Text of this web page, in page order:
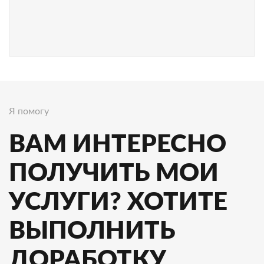
Я помогу
ВАМ ИНТЕРЕСНО
ПОЛУЧИТЬ МОИ
УСЛУГИ? ХОТИТЕ
ВЫПОЛНИТЬ